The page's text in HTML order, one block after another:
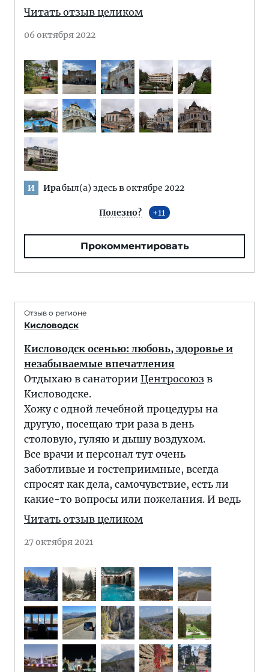
Читать отзыв целиком
06 октября 2022
И Ирабыл(а) здесь в октябре 2022
Полезно? 11
Прокомментировать
Отзыв о регионе
Кисловодск
Кисловодск осенью: любовь, здоровье и
незабываемые впечатления
Отдыхаю в санатории Центросоюз в
Кисловодске.
Хожу с одной лечебной процедуры на
другую, посещаю три раза в день
столовую, гуляю и дышу воздухом.
Все врачи и персонал тут очень
заботливые и гостеприимные, всегда
спросят как дела, самочувствие, есть ли
какие-то вопросы или пожелания. И ведь
Читать отзыв целиком
27 октября 2021